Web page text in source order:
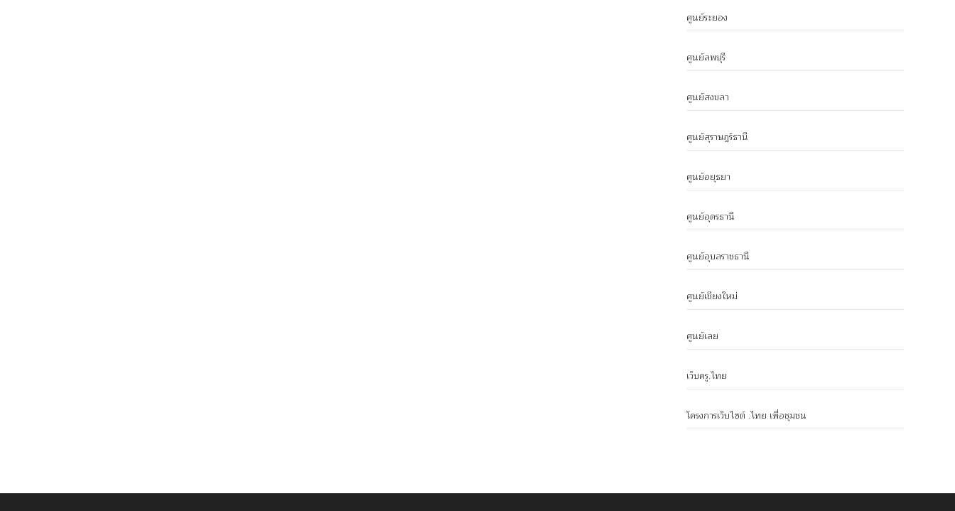
ศูนย์ระยอง
ศูนย์ลพบุรี
ศูนย์สงขลา
ศูนย์สุราษฎร์ธานี
ศูนย์อยุธยา
ศูนย์อุดรธานี
ศูนย์อุบลราชธานี
ศูนย์เชียงใหม่
ศูนย์เลย
เว็บครู.ไทย
โครงการเว็บไซต์ .ไทย เพื่อชุมชน